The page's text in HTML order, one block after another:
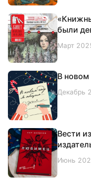
были
Март
В
Декабрь
Вести
Июнь